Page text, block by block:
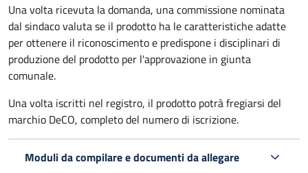
Una volta ricevuta la domanda, una commissione nominata
dal sindaco valuta se il prodotto ha le caratteristiche adatte
per ottenere il riconoscimento e predispone i disciplinari di
produzione del prodotto per l'approvazione in giunta
comunale.
Una volta iscritti nel registro, il prodotto potrà fregiarsi del
marchio DeCO, completo del numero di iscrizione.
Moduli da compilare e documenti da allegare